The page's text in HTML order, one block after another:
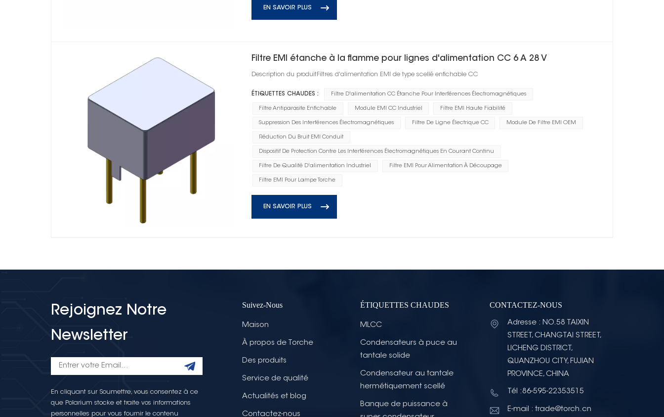
EN SAVOIR PLUS
Filtre EMI étanche à la flamme pour lignes d'alimentation CC 6 A 28 V
Description du produitFiltres d'alimentation EMI de type scellé enfichable CC
ÉTIQUETTES CHAUDES : Filtre D'alimentation CC Étanche Pour Interférences Électromagnétiques
Filtre Antiparasite Enfichable Module EMI CC Industriel Filtre EMI Haute Fiabilité
Suppression Des Interférences Électromagnétiques Filtre De Ligne Électrique CC Module De Filtre EMI OEM
Réduction Du Bruit EMI Conduit
Dispositif De Protection Contre Les Interférences Électromagnétiques En Courant Continu
Filtre De Qualité D'alimentation Industriel Filtre EMI Pour Alimentation À Découpage
Filtre EMI Pour Lampe Torche
EN SAVOIR PLUS
Rejoignez Notre
Newsletter
En cliquant sur Soumettre, vous consentez à ce
que Polarium stocke et traite vos informations
personnelles pour vous fournir le contenu
Suivez-Nous
Maison
À propos de Torche
Des produits
Service de qualité
Actualités et blog
Contactez-nous
ÉTIQUETTES CHAUDES
MLCC
Condensateurs à puce au
tantale solide
Condensateur au tantale
hermétiquement scellé
Banque de puissance à
CONTACTEZ-NOUS
Adresse : NO.58 TAIXIN
STREET, CHANGTAI STREET,
LICHENG DISTRICT,
QUANZHOU CITY, FUJIAN
PROVINCE, CHINA
Tél :86-595-22353515
E-mail : trade@torch.cn